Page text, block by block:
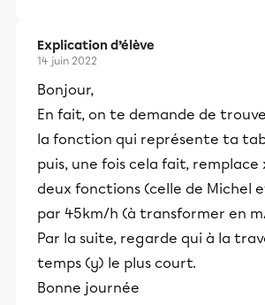
Explication d’élève
14 juin 2022
Bonjour,
En fait, on te demande de
la fonction qui représente ta
puis, une fois cela fait, remplace
deux fonctions (celle de Michel
par 45km/h (à transformer en
Par la suite, regarde qui à la
temps (y) le plus court.
Bonne journée